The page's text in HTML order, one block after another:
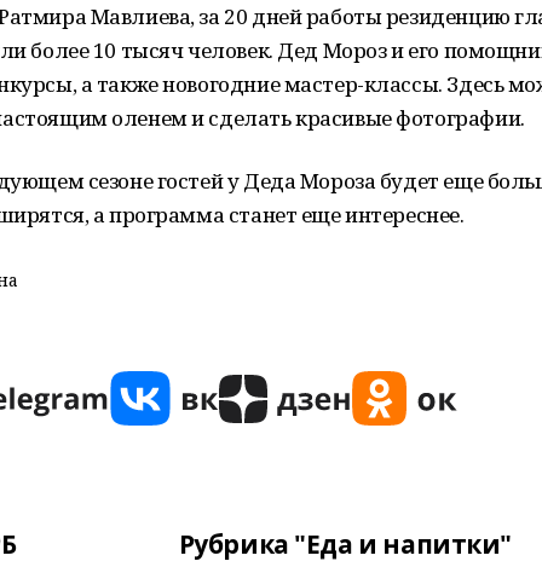
Мавлиева, за 20 дней работы резиденцию
более 10 тысяч человек. Дед Мороз и его
а также новогодние мастер-классы. Здесь
оленем и сделать красивые фотографии.
сезоне гостей у Деда Мороза будет еще
а программа станет еще интереснее.
Рубрика "Еда и напитки"